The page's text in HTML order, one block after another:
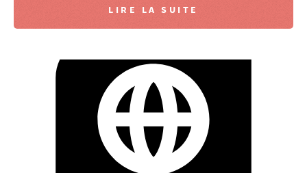
LIRE LA SUITE